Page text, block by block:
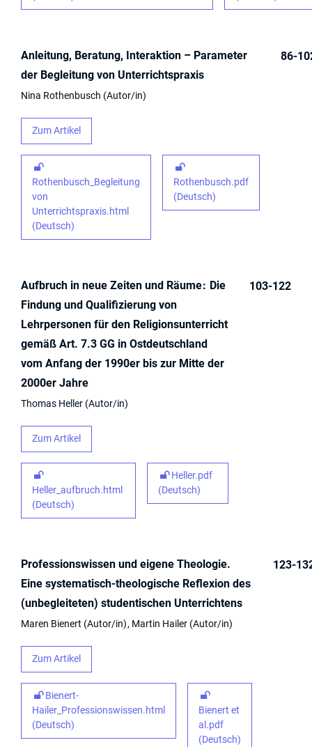
Anleitung, Beratung, Interaktion – Parameter
der Begleitung von Unterrichtspraxis
Nina Rothenbusch Autor/in
Zum Artikel
Rothenbusch_Begleitung
von
Unterrichtspraxis.html
(Deutsch)
Rothenbusch.pdf
(Deutsch)
86-
Aufbruch in neue Zeiten und Räume Die
Findung und Qualifizierung von
Lehrpersonen für den Religionsunterricht
gemäß Art. 7.3 GG in Ostdeutschland
vom Anfang der 1990er bis zur Mitte der
2000er Jahre
Thomas Heller Autor/in
Zum Artikel
Heller_aufbruch.html
(Deutsch)
Heller.pdf
(Deutsch)
103-122
Professionswissen und eigene Theologie.
Eine systematisch-theologische Reflexion des
(unbegleiteten) studentischen Unterrichtens
Maren Bienert Autor/in Martin Hailer Autor/in
Zum Artikel
Bienert-
Hailer_Professionswissen.html
(Deutsch)
Bienert et
al.pdf
(Deutsch)
123-